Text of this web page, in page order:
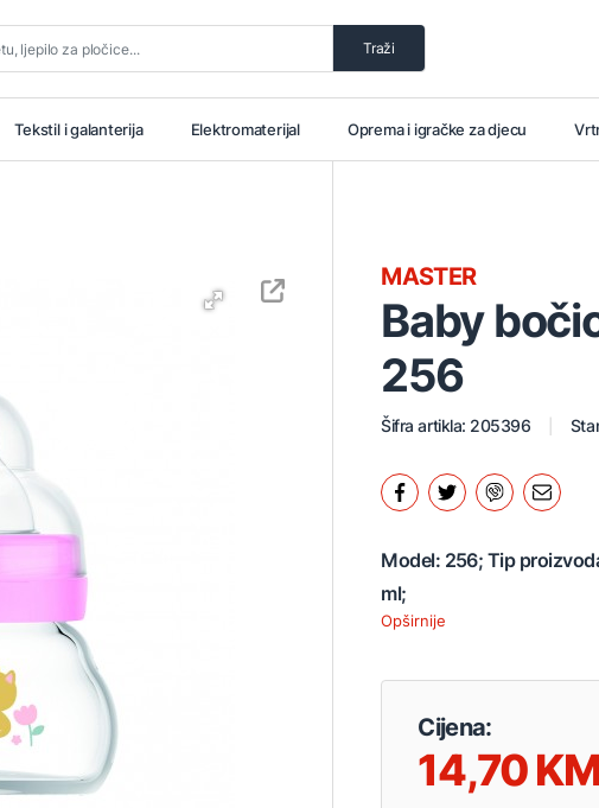
Traži
Tekstil i galanterija Elektromaterijal Oprema i igračke za djecu
Baby
256
MASTER
Šifra artikla: 205396
Model: 256; Tip
ml;
Opširnije
Cijena:
14,70